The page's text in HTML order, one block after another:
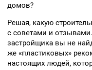
домов?
Решая, какую
с советами и
застройщика вы не
же «пластиковых»
настоящих людей,